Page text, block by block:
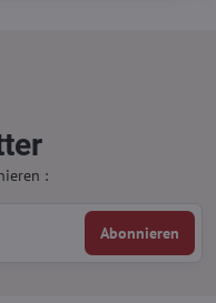
:
Abonnieren